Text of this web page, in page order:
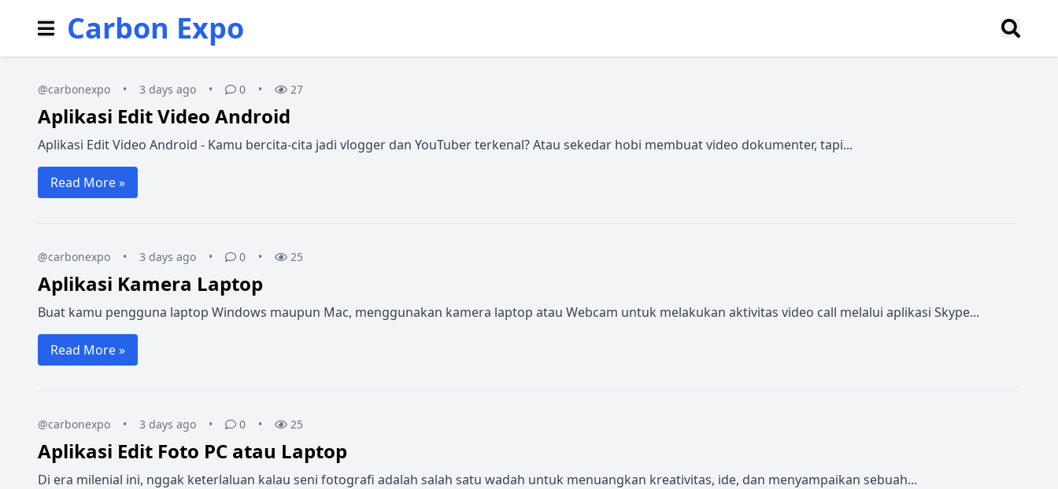
Carbon Expo
@carbonexpo • 3 days ago • 0 • 27
Aplikasi Edit Video Android
Aplikasi Edit Video Android - Kamu bercita-cita jadi vlogger dan YouTuber terkenal? Atau sekedar hobi membuat video dokumenter, tapi...
Read More »
@carbonexpo • 3 days ago • 0 • 25
Aplikasi Kamera Laptop
Buat kamu pengguna laptop Windows maupun Mac, menggunakan kamera laptop atau Webcam untuk melakukan aktivitas video call melalui aplikasi Skype...
Read More »
@carbonexpo • 3 days ago • 0 • 25
Aplikasi Edit Foto PC atau Laptop
Di era milenial ini, nggak keterlaluan kalau seni fotografi adalah salah satu wadah untuk menuangkan kreativitas, ide, dan menyampaikan sebuah...